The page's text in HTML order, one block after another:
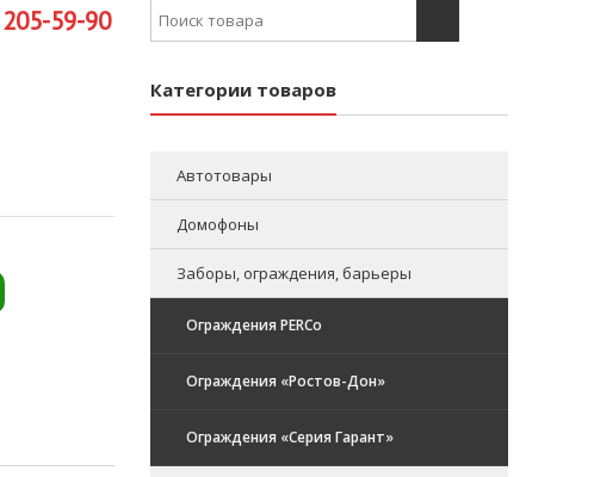
59-90 Search for:
Категории товаров
Автотовары
Домофоны
Заборы, ограждения, барьеры
Ограждения PERCo
Ограждения «Ростов-Дон»
Ограждения «Серия Гарант»